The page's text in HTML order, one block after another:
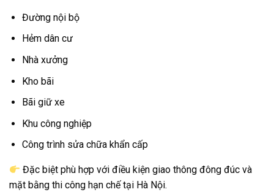
Đường nội bộ
Hẻm dân cư
Nhà xưởng
Kho bãi
Bãi giữ xe
Khu công nghiệp
Công trình sửa chữa khẩn cấp
Đặc biệt phù hợp với điều kiện giao thông đông đúc và
mặt bằng thi công hạn chế tại Hà Nội.